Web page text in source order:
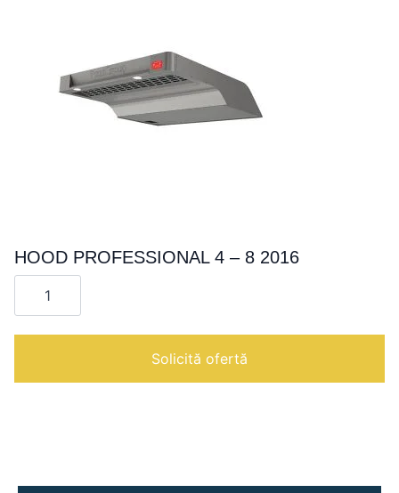
HOOD PROFESSIONAL 4 – 8 2016
Cantitate
HOOD
PROFESSIONAL
-
Solicită ofertă